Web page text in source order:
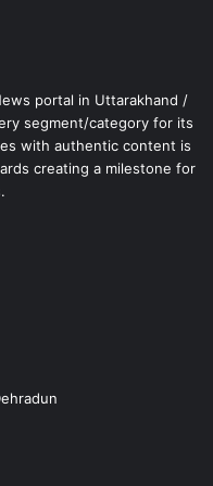
portal in Uttarakhand /
segment/category for its
with authentic content is
creating a milestone for